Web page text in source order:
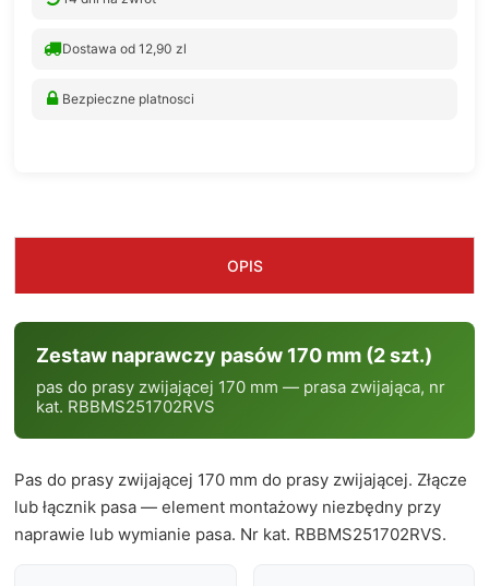
Dostawa od 12,90 zl
Bezpieczne platnosci
OPIS
Zestaw naprawczy pasów 170 mm (2 szt.)
pas do prasy zwijającej 170 mm — prasa zwijająca, nr
kat. RBBMS251702RVS
Pas do prasy zwijającej 170 mm do prasy zwijającej. Złącze
lub łącznik pasa — element montażowy niezbędny przy
naprawie lub wymianie pasa. Nr kat. RBBMS251702RVS.